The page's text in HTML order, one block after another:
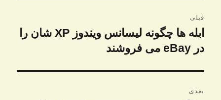
نوشته
قبلی
نوشته
قبلی:
ابله ها چگونه لیسانس ویندوز XP شان را
در eBay می فروشند
بعدی